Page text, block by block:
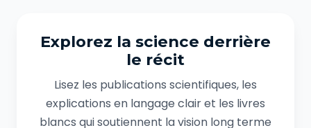
Explorez la science derrière
le récit
Lisez les publications scientifiques, les
explications en langage clair et les livres
blancs qui soutiennent la vision long terme